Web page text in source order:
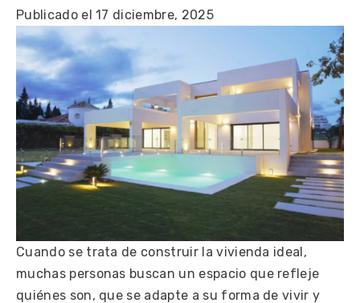
Publicado el 17 diciembre, 2025
Cuando se trata de construir la vivienda ideal,
muchas personas buscan un espacio que refleje
quiénes son, que se adapte a su forma de vivir y